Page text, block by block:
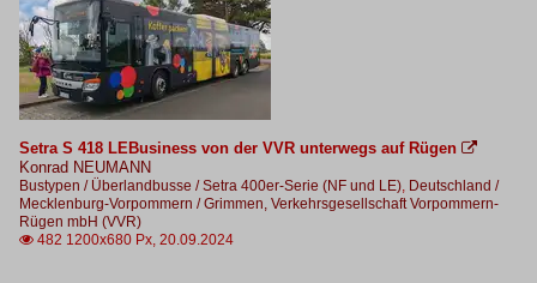
Setra S 418 LEBusiness von der VVR unterwegs auf Rügen 
Konrad NEUMANN
Bustypen / Überlandbusse / Setra 400er-Serie (NF und LE), Deutschland /
Mecklenburg-Vorpommern / Grimmen, Verkehrsgesellschaft Vorpommern-
Rügen mbH (VVR)
 482 1200x680 Px, 20.09.2024